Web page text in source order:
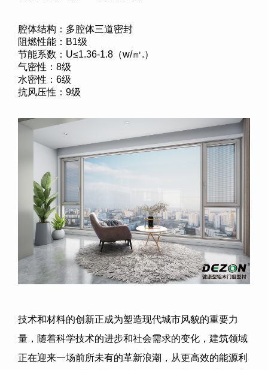
腔体结构：多腔体三道密封
阻燃性能：B1级
节能系数：U≤1.36-1.8（w/㎡.）
气密性：8级
水密性：6级
抗风压性：9级
技术和材料的创新正成为塑造现代城市风貌的重要力
量，随着科学技术的进步和社会需求的变化，建筑领域
正在迎来一场前所未有的革新浪潮，从更高效的能源利